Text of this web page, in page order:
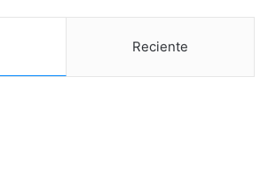
Reciente